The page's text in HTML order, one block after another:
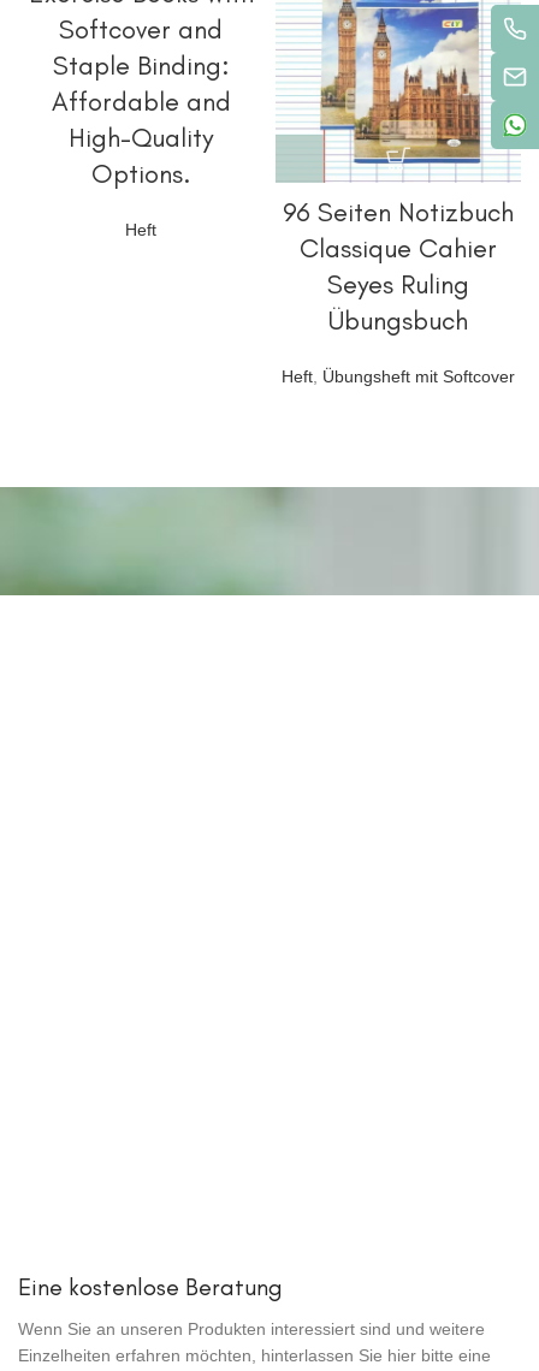
Softcover and
Staple Binding:
Affordable and
High-Quality
Options.
Heft
96 Seiten Notizbuch
Classique Cahier
Seyes Ruling
Übungsbuch
Heft, Übungsheft mit Softcover
Eine kostenlose Beratung
Wenn Sie an unseren Produkten interessiert sind und weitere
Einzelheiten erfahren möchten, hinterlassen Sie hier bitte eine